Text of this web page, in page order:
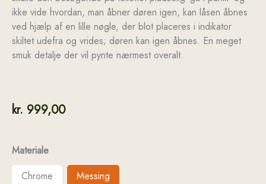
ikke vide hvordan, man åbner døren igen, kan låsen åbnes
ved hjælp af en lille nøgle, der blot placeres i indikator
skiltet udefra og vrides; døren kan igen åbnes. En meget
smuk detalje der vil pynte nærmest overalt.
kr. 999,00
Materiale
Chrome
Messing